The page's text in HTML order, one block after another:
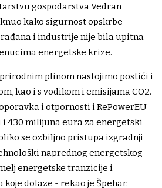
gospodarstva Vedran
kako sigurnost opskrbe
i industrije nije bila upitna
energetske krize.
plinom nastojimo postići i
kao i s vodikom i emisijama CO2.
i otpornosti i RePowerEU
430 milijuna eura za energetski
se ozbiljno pristupa izgradnji
naprednog energetskog
energetske tranzicije i
dolaze - rekao je Špehar.